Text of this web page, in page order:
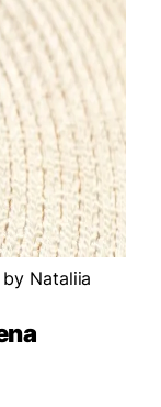
Nataliia